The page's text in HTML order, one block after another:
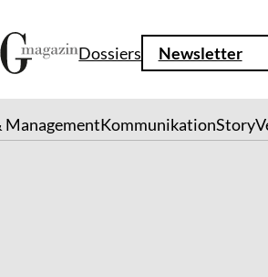
Dossiers Newsletter
ManagementKommunikationStory